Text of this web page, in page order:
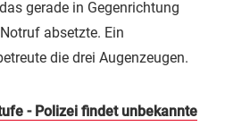
gerade in Gegenrichtung
absetzte. Ein
die drei Augenzeugen.
- Polizei findet unbekannte